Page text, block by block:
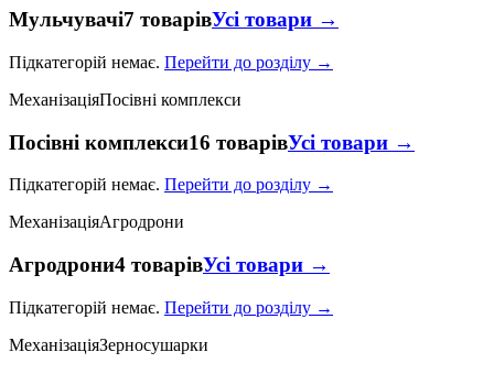
Мульчувачі7 товарівУсі товари →
Підкатегорій немає. Перейти до розділу →
МеханізаціяПосівні комплекси
Посівні комплекси16 товарівУсі товари →
Підкатегорій немає. Перейти до розділу →
МеханізаціяАгродрони
Агродрони4 товарівУсі товари →
Підкатегорій немає. Перейти до розділу →
МеханізаціяЗерносушарки